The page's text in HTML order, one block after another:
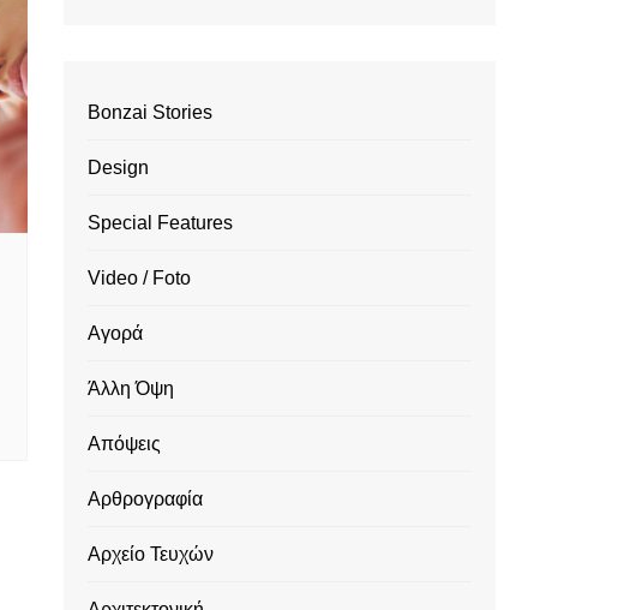
Bonzai Stories
Design
Special Features
Video / Foto
Αγορά
Άλλη Όψη
Απόψεις
Αρθρογραφία
Αρχείο Τευχών